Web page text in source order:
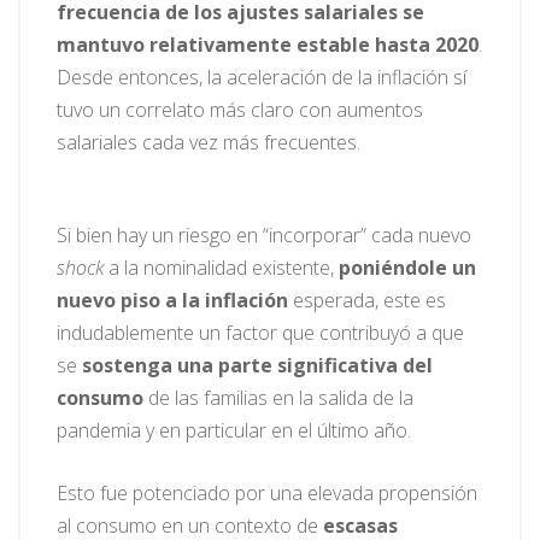
frecuencia de los ajustes salariales se
mantuvo relativamente estable hasta 2020.
Desde entonces, la aceleración de la inflación sí
tuvo un correlato más claro con aumentos
salariales cada vez más frecuentes.
Si bien hay un riesgo en “incorporar” cada nuevo
shocka la nominalidad existente, poniéndole un
nuevo piso a la inflación esperada, este es
indudablemente un factor que contribuyó a que
se sostenga una parte significativa del
consumo de las familias en la salida de la
pandemia y en particular en el último año.
Esto fue potenciado por una elevada propensión
al consumo en un contexto de escasas